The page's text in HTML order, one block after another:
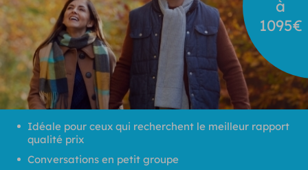
à
1095€
Idéale pour ceux qui recherchent le meilleur rapport
qualité prix
Conversations en petit groupe